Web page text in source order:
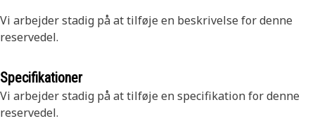
Vi arbejder stadig på at tilføje en beskrivelse for denne
reservedel.
Specifikationer
Vi arbejder stadig på at tilføje en specifikation for denne
reservedel.